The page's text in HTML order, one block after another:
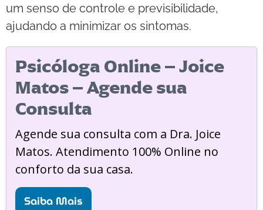
um senso de controle e previsibilidade,
ajudando a minimizar os sintomas.
Psicóloga Online – Joice
Matos – Agende sua
Consulta
Agende sua consulta com a Dra. Joice
Matos. Atendimento 100% Online no
conforto da sua casa.
Saiba Mais